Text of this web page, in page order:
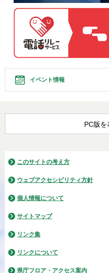
イベント情報
PC版を
このサイトの考え方
ウェブアクセシビリティ方針
個人情報について
サイトマップ
リンク集
リンクについて
県庁フロア・アクセス案内